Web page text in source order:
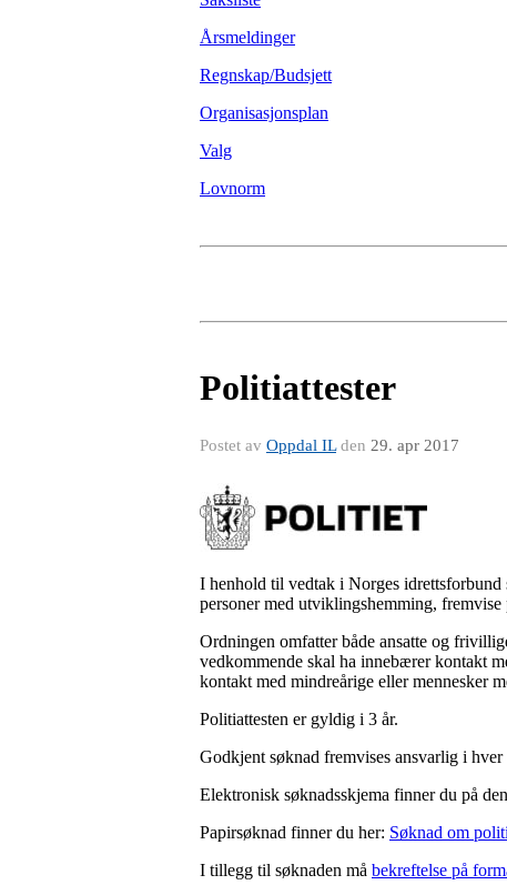
Årsmeldinger
Regnskap/Budsjett
Organisasjonsplan
Valg
Lovnorm
Politiattester
Postet av Oppdal ILden 29. apr 2017
I henhold til vedtak i Norges idrettsforbund
personer med utviklingshemming,
Ordningen omfatter både ansatte og
vedkommende skal ha innebærer kontakt
kontakt med mindreårige eller mennesker
Politiattesten er gyldig i 3 år.
Godkjent søknad fremvises ansvarlig i
Elektronisk søknadsskjema finner du på
Papirsøknad finner du her: Søknad om
I tillegg til søknaden må bekreftelse på